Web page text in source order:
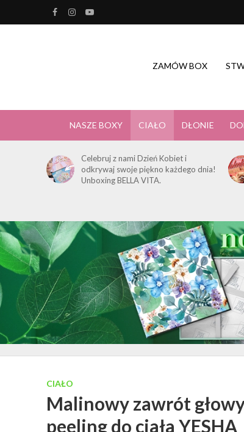
ZAMÓW BOX
NASZE BOXY CIAŁO DŁONIE
Celebruj z nami Dzień Kobiet i
odkrywaj swoje piękno każdego dnia!
Unboxing BELLA VITA.
CIAŁO
Malinowy zawrót
peeling do ciała YESHA